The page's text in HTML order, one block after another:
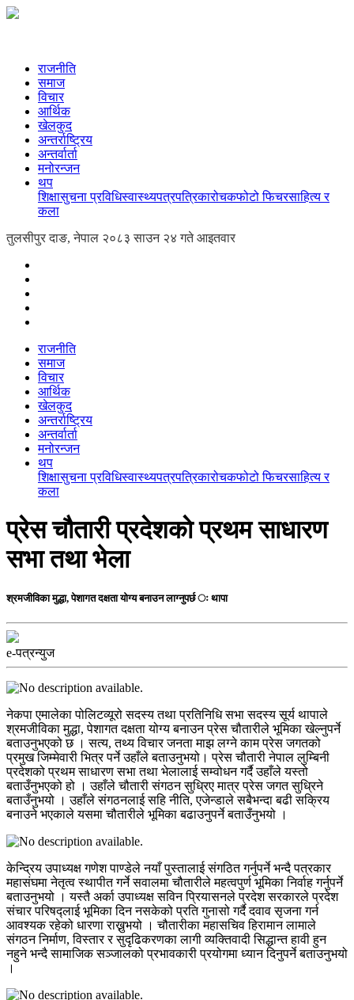
राजनीति
समाज
विचार
आर्थिक
खेलकुद
अन्तर्राष्ट्रिय
अन्तर्वार्ता
मनोरन्जन
थप
शिक्षासुचना प्रविधिस्वास्थ्यपत्रपत्रिकारोचकफोटो फिचरसाहित्य र
कला
तुलसीपुर दाङ, नेपाल २०८३ साउन २४ गते आइतवार
राजनीति
समाज
विचार
आर्थिक
खेलकुद
अन्तर्राष्ट्रिय
अन्तर्वार्ता
मनोरन्जन
थप
शिक्षासुचना प्रविधिस्वास्थ्यपत्रपत्रिकारोचकफोटो फिचरसाहित्य र
कला
प्रेस चौतारी प्रदेशकाे प्रथम साधारण
सभा तथा भेला
श्रमजीविका मुद्धा, पेशागत दक्षता योग्य बनाउन लाग्नुपर्छ ः थापा
e-पत्रन्युज
नेकपा एमालेका पोलिटव्यूरो सदस्य तथा प्रतिनिधि सभा सदस्य सूर्य थापाले
श्रमजीविका मुद्धा, पेशागत दक्षता योग्य बनाउन प्रेस चौतारीले भूमिका खेल्नुपर्ने
बताउनुभएको छ । सत्य, तथ्य विचार जनता माझ लग्ने काम प्रेस जगतको
प्रमुख जिम्मेवारी भित्र पर्ने उहाँले बताउनुभयो। प्रेस चौतारी नेपाल लुम्बिनी
प्रदेशको प्रथम साधारण सभा तथा भेलालाई सम्वोधन गर्दै उहाँले यस्तो
बताउँनुभएको हो । उहाँले चौतारी संगठन सुध्रिए मात्र प्रेस जगत सुध्रिने
बताउँनुभयो । उहाँले संगठनलाई सहि नीति, एजेन्डाले सबैभन्दा बढी सक्रिय
बनाउने भएकाले यसमा चौतारीले भूमिका बढाउनुपर्ने बताउँनुभयो ।
केन्द्रिय उपाध्यक्ष गणेश पाण्डेले नयाँ पुस्तालाई संगठित गर्नुपर्ने भन्दै पत्रकार
महासंघमा नेतृत्व स्थापीत गर्ने सवालमा चौतारीले महत्वपुर्ण भूमिका निर्वाह गर्नुपर्ने
बताउनुभयो । यस्तै अर्का उपाध्यक्ष सविन प्रियासनले प्रदेश सरकारले प्रदेश
संचार परिषद्लाई भूमिका दिन नसकेको प्रति गुनासो गर्दै दवाव सृजना गर्न
आवश्यक रहेको धारणा राख्नुभयो । चौतारीका महासचिव हिरामान लामाले
संगठन निर्माण, विस्तार र सुदृढिकरणका लागी व्यक्तिवादी सिद्धान्त हावी हुन
नहुने भन्दै सामाजिक सञ्जालको प्रभावकारी प्रयोगमा ध्यान दिनुपर्ने बताउनुभयो
।